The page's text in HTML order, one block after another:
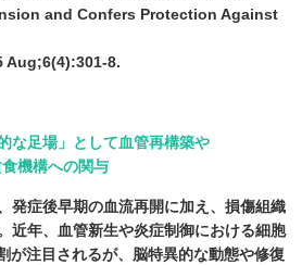
and Confers Protection Against
Aug;6(4):301-8.
足場」として血管再構築や
機構への関与
発症後早期の血流再開に加え、損傷組織
近年、血管新生や炎症制御における細胞
が注目されるが、脳特異的な動態や修復